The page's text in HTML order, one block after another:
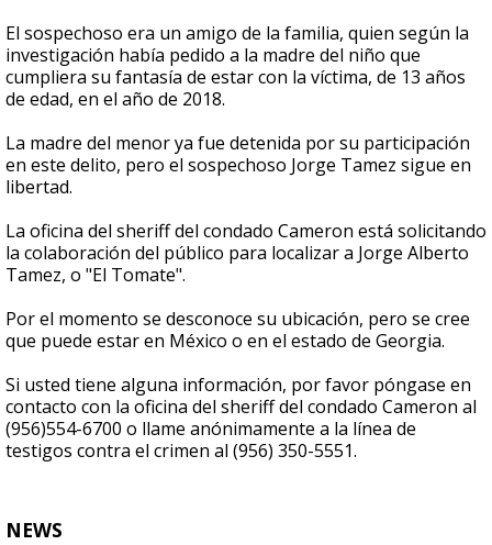
El sospechoso era un amigo de la familia, quien según la
investigación había pedido a la madre del niño que
cumpliera su fantasía de estar con la víctima, de 13 años
de edad, en el año de 2018.
La madre del menor ya fue detenida por su participación
en este delito, pero el sospechoso Jorge Tamez sigue en
libertad.
La oficina del sheriff del condado Cameron está solicitando
la colaboración del público para localizar a Jorge Alberto
Tamez, o "El Tomate".
Por el momento se desconoce su ubicación, pero se cree
que puede estar en México o en el estado de Georgia.
Si usted tiene alguna información, por favor póngase en
contacto con la oficina del sheriff del condado Cameron al
(956)554-6700 o llame anónimamente a la línea de
testigos contra el crimen al (956) 350-5551.
NEWS